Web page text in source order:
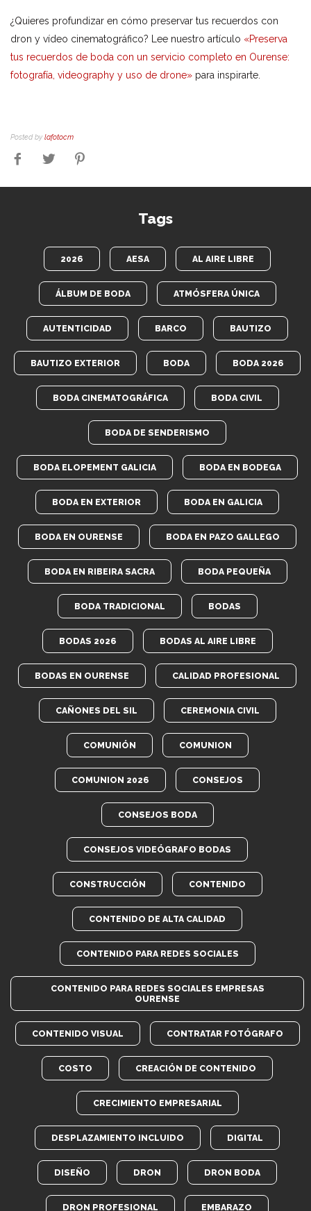
¿Quieres profundizar en cómo preservar tus recuerdos con
dron y vídeo cinematográfico? Lee nuestro artículo «Preserva
tus recuerdos de boda con un servicio completo en Ourense:
fotografía, videography y uso de drone» para inspirarte.
Posted by lafotocm
Tags
2026 AESA AL AIRE LIBRE
ÁLBUM DE BODA ATMÓSFERA ÚNICA
AUTENTICIDAD BARCO BAUTIZO
BAUTIZO EXTERIOR BODA BODA 2026
BODA CINEMATOGRÁFICA BODA CIVIL
BODA DE SENDERISMO
BODA ELOPEMENT GALICIA BODA EN BODEGA
BODA EN EXTERIOR BODA EN GALICIA
BODA EN OURENSE BODA EN PAZO GALLEGO
BODA EN RIBEIRA SACRA BODA PEQUEÑA
BODA TRADICIONAL BODAS
BODAS 2026 BODAS AL AIRE LIBRE
BODAS EN OURENSE CALIDAD PROFESIONAL
CAÑONES DEL SIL CEREMONIA CIVIL
COMUNIÓN COMUNION
COMUNION 2026 CONSEJOS
CONSEJOS BODA
CONSEJOS VIDEÓGRAFO BODAS
CONSTRUCCIÓN CONTENIDO
CONTENIDO DE ALTA CALIDAD
CONTENIDO PARA REDES SOCIALES
CONTENIDO PARA REDES SOCIALES EMPRESAS
OURENSE
CONTENIDO VISUAL CONTRATAR FOTÓGRAFO
COSTO CREACIÓN DE CONTENIDO
CRECIMIENTO EMPRESARIAL
DESPLAZAMIENTO INCLUIDO DIGITAL
DISEÑO DRON DRON BODA
DRON PROFESIONAL EMBARAZO